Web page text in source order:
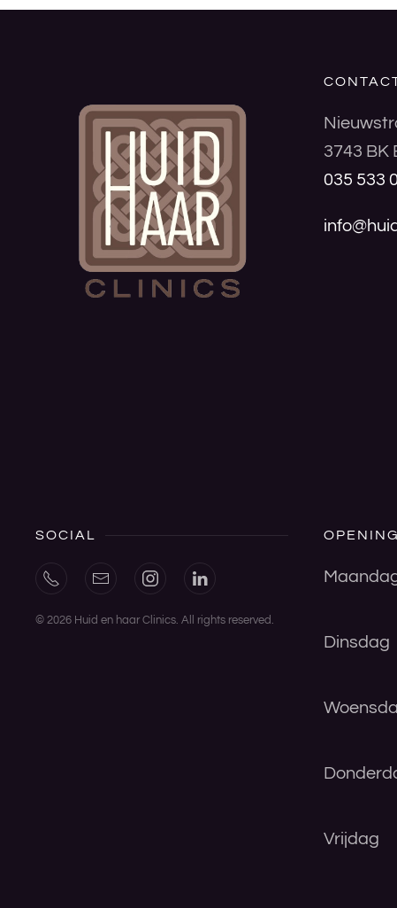
3743 BK
035 533
SOCIAL
© 2026 Huid en haar Clinics. All rights reserved.
Dinsdag
Vrijdag